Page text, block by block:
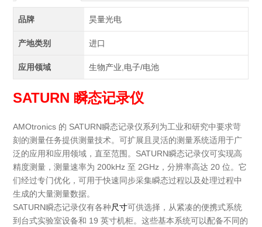
品牌 昊量光电
产地类别 进口
应用领域 生物产业,电子/电池
SATURN 瞬态记录仪
AMOtronics 的 SATURN瞬态记录仪系列为工业和研究中要求苛
刻的测量任务提供测量技术。可扩展且灵活的测量系统适用于广
泛的应用和应用领域，直至范围。SATURN瞬态记录仪可实现高
精度测量，测量速率为 200kHz 至 2GHz，分辨率高达 20 位。它
们经过专门优化，可用于快速同步采集瞬态过程以及处理过程中
生成的大量测量数据。
SATURN瞬态记录仪有各种尺寸可供选择，从紧凑的便携式系统
到台式实验室设备和 19 英寸机柜。这些基本系统可以配备不同的